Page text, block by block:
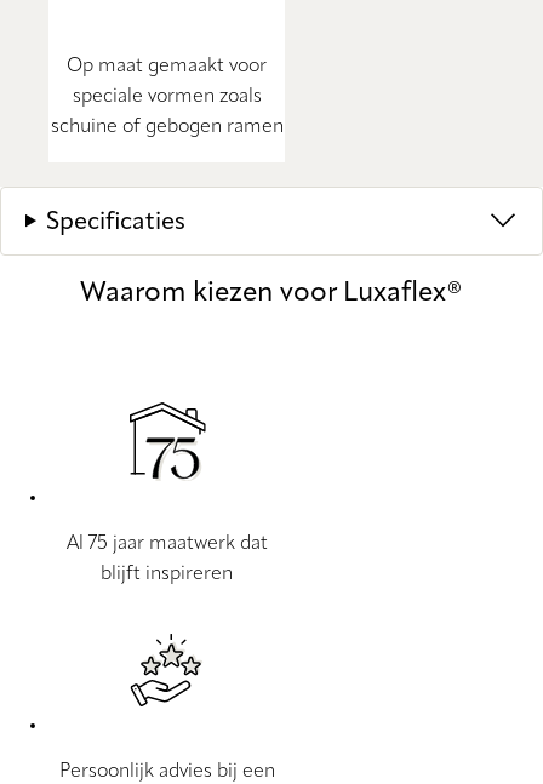
Op maat gemaakt voor
speciale vormen zoals
schuine of gebogen ramen
Specificaties
Waarom kiezen voor Luxaflex®
Al 75 jaar maatwerk dat
blijft inspireren
Persoonlijk advies bij een